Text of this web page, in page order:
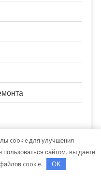
комплекс
cookie для улучшения
сайтом, вы даете
cookie.
OK